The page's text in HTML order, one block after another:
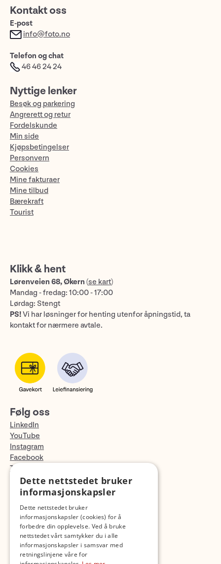
Kontakt oss
E-post
info@foto.no
Telefon og chat
46 46 24 24
Nyttige lenker
Besøk og parkering
Angrerett og retur
Fordelskunde
Min side
Kjøpsbetingelser
Personvern
Cookies
Mine fakturaer
Mine tilbud
Bærekraft
Tourist
Klikk & hent
Lørenveien 68, Økern (se kart)
Mandag - fredag: 10:00 - 17:00
Lørdag: Stengt
PS!Vi har løsninger for henting utenfor åpningstid, ta
kontakt for nærmere avtale.
Følg oss
LinkedIn
YouTube
Instagram
Facebook
TikTok
Fotopodden
Dette nettstedet bruker
informasjonskapsler
Dette nettstedet bruker
informasjonskapsler (cookies) for å
forbedre din opplevelse. Ved å bruke
nettstedet vårt samtykker du i alle
informasjonskapsler i samsvar med
retningslinjene våre for